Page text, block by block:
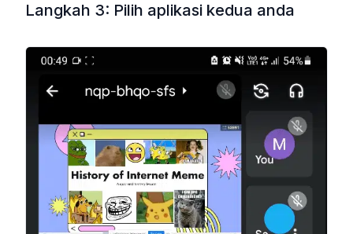
Langkah 3: Pilih aplikasi kedua anda